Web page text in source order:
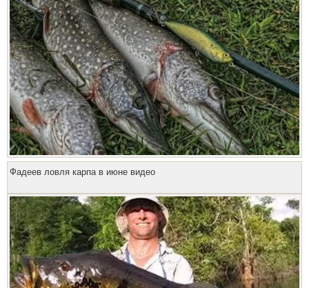
Фадеев ловля карпа в июне видео